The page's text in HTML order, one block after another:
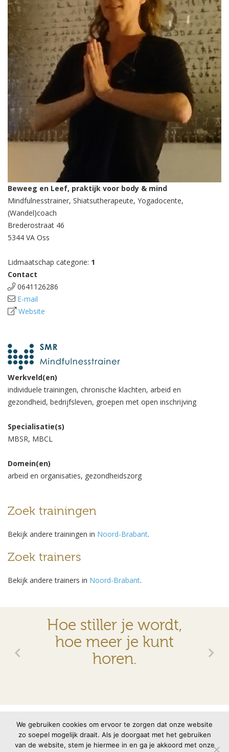
Beweeg en Leef, praktijk voor body & mind
Mindfulnesstrainer, Shiatsutherapeute, Yogadocente,
(Wandel)coach
Brederostraat 46
5344 VA Oss
Lidmaatschap categorie: 1
Contact
0641126286
E-mail
Website
Werkveld(en)
individuele trainingen, chronische klachten, arbeid en
gezondheid, bedrijfsleven, groepen met open inschrijving
Specialisatie(s)
MBSR, MBCL
Domein(en)
arbeid en organisaties, gezondheidszorg
Zoek trainingen
Bekijk andere trainingen in Noord-Brabant.
Zoek trainers
Bekijk andere trainers in Noord-Brabant.
Hoe stiller je wordt,
hoe meer je kunt
horen.
© 2026 VMBN Contact Disclaimer Privacyverklaring
We gebruiken cookies om ervoor te zorgen dat onze website
zo soepel mogelijk draait. Als je doorgaat met het gebruiken
van de website, stem je hiermee in en ga je akkoord met onze